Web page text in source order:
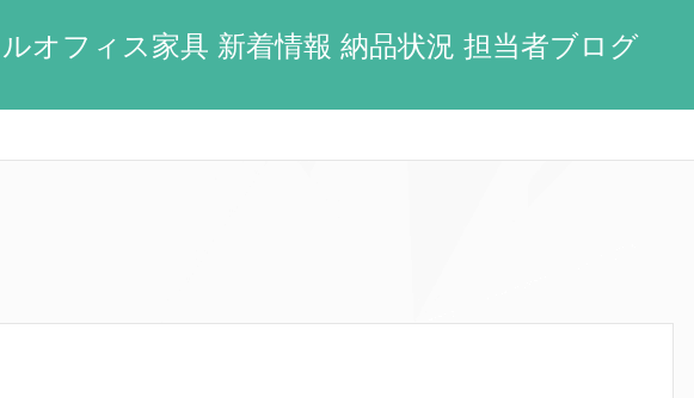
オフィス家具 新着情報 納品状況 担当者ブログ